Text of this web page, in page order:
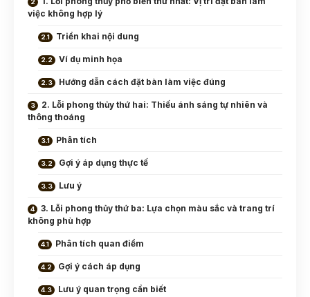
việc không hợp lý
Triển khai nội dung
Ví dụ minh họa
Hướng dẫn cách đặt bàn làm việc đúng
2. Lỗi phong thủy thứ hai: Thiếu ánh sáng tự nhiên và
thông thoáng
Phân tích
Gợi ý áp dụng thực tế
Lưu ý
3. Lỗi phong thủy thứ ba: Lựa chọn màu sắc và trang trí
không phù hợp
Phân tích quan điểm
Gợi ý cách áp dụng
Lưu ý quan trọng cần biết